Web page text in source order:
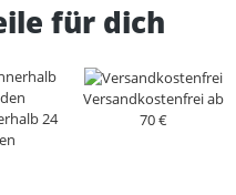
für dich
24
Versandkostenfrei ab
70 €